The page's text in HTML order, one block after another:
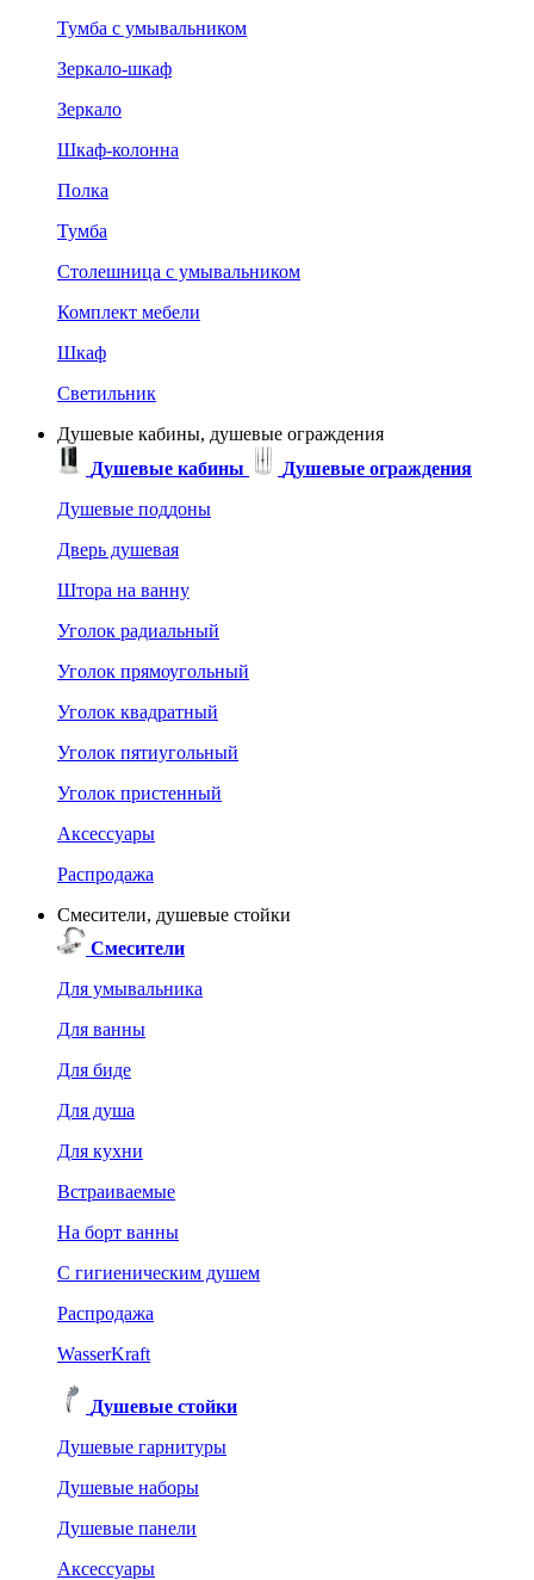
Тумба с умывальником
Зеркало-шкаф
Зеркало
Шкаф-колонна
Полка
Тумба
Столешница с умывальником
Комплект мебели
Шкаф
Светильник
Душевые кабины, душевые ограждения
Душевые кабины
Душевые ограждения
Душевые поддоны
Дверь душевая
Штора на ванну
Уголок радиальный
Уголок прямоугольный
Уголок квадратный
Уголок пятиугольный
Уголок пристенный
Аксессуары
Распродажа
Смесители, душевые стойки
Смесители
Для умывальника
Для ванны
Для биде
Для душа
Для кухни
Встраиваемые
На борт ванны
C гигиеническим душем
Распродажа
WasserKraft
Душевые стойки
Душевые гарнитуры
Душевые наборы
Душевые панели
Аксессуары